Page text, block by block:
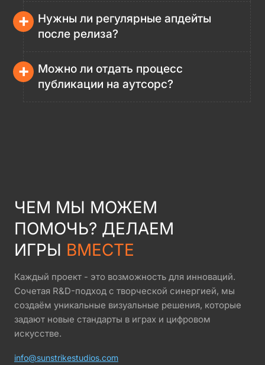
+
Нужны ли регулярные апдейты
после релиза?
+
Можно ли отдать процесс
публикации на аутсорс?
ЧЕМ МЫ МОЖЕМ
ПОМОЧЬ? ДЕЛАЕМ
ИГРЫ ВМЕСТЕ
Каждый проект - это возможность для инноваций.
Сочетая R&D-подход с творческой синергией, мы
создаём уникальные визуальные решения, которые
задают новые стандарты в играх и цифровом
искусстве.
info@sunstrikestudios.com